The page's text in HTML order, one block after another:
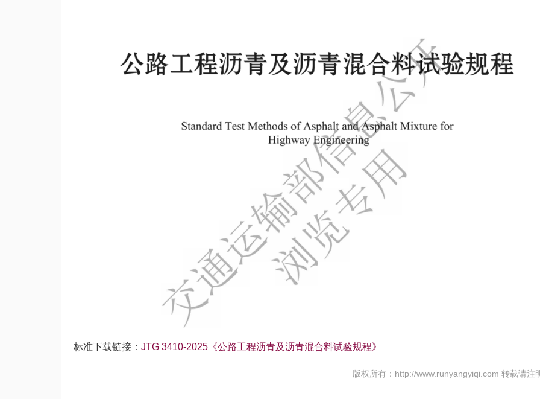
标准下载链接： JTG 3410-2025《公路工程沥青及沥青混合料试验规程》
版权所有：http://www.runyangyiqi.com 转载请注